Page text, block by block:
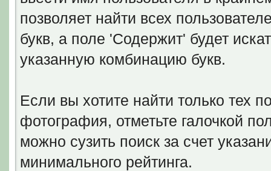
позволяет найти всех
букв, а поле 'Содержит' будет
указанную комбинацию букв.
Если вы хотите найти только тех
фотография, отметьте галочкой
можно сузить поиск за счет
минимального рейтинга.